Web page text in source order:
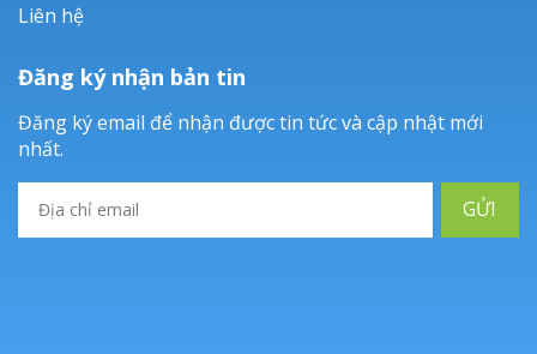
Liên hệ
Đăng ký nhận bản tin
Đăng ký email để nhận được tin tức và cập nhật mới
nhất.
GỬI